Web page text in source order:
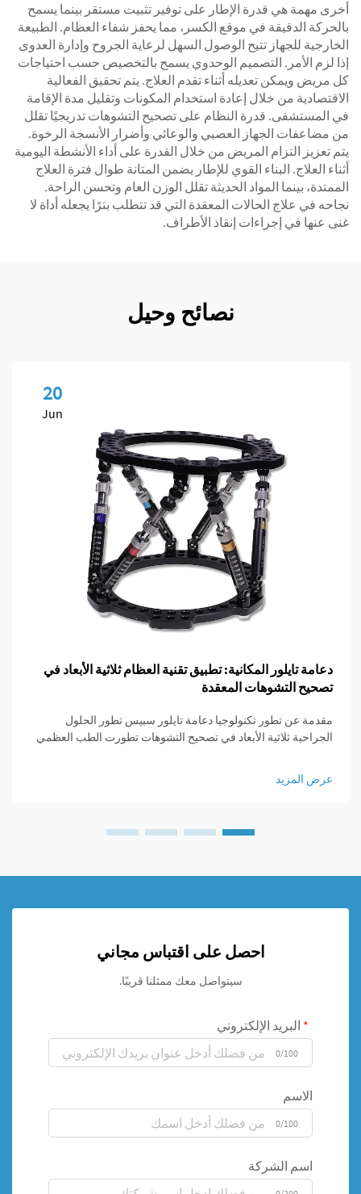
أخرى مهمة هي قدرة الإطار على توفير تثبيت مستقر بينما يسمح
بالحركة الدقيقة في موقع الكسر، مما يحفز شفاء العظام. الطبيعة
الخارجية للجهاز تتيح الوصول السهل لرعاية الجروح وإدارة العدوى
إذا لزم الأمر. التصميم الوحدوي يسمح بالتخصيص حسب احتياجات
كل مريض ويمكن تعديله أثناء تقدم العلاج. يتم تحقيق الفعالية
الاقتصادية من خلال إعادة استخدام المكونات وتقليل مدة الإقامة
في المستشفى. قدرة النظام على تصحيح التشوهات تدريجيًا تقلل
من مضاعفات الجهاز العصبي والوعائي وأضرار الأنسجة الرخوة.
يتم تعزيز التزام المريض من خلال القدرة على أداء الأنشطة اليومية
أثناء العلاج. البناء القوي للإطار يضمن المتانة طوال فترة العلاج
الممتدة، بينما المواد الحديثة تقلل الوزن العام وتحسن الراحة.
نجاحه في علاج الحالات المعقدة التي قد تتطلب بترًا يجعله أداة لا
غنى عنها في إجراءات إنقاذ الأطراف.
نصائح وحيل
20
Jun
دعامة تايلور المكانية: تطبيق تقنية العظام ثلاثية الأبعاد في
تصحيح التشوهات المعقدة
مقدمة عن تطور تكنولوجيا دعامة تايلور سبيس تطور الحلول
الجراحية ثلاثية الأبعاد في تصحيح التشوهات تطورت الطب العظمي
وعدم التحكم الكبير في النتائج. في الماضي...
عرض المزيد
احصل على اقتباس مجاني
سيتواصل معك ممثلنا قريبًا.
البريد الإلكتروني
0/100
الاسم
0/100
اسم الشركة